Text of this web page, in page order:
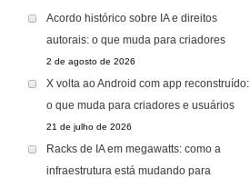
Acordo histórico sobre IA e direitos
autorais: o que muda para criadores
2 de agosto de 2026
X volta ao Android com app reconstruído:
o que muda para criadores e usuários
21 de julho de 2026
Racks de IA em megawatts: como a
infraestrutura está mudando para